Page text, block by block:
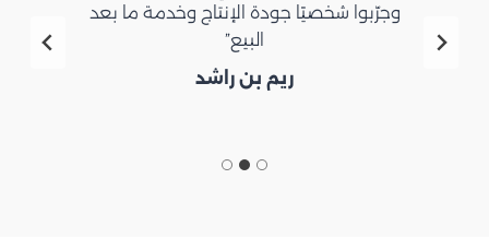
وجرّبوا شخصيًا جودة الإنتاج وخدمة ما بعد
البيع”
ريم بن راشد